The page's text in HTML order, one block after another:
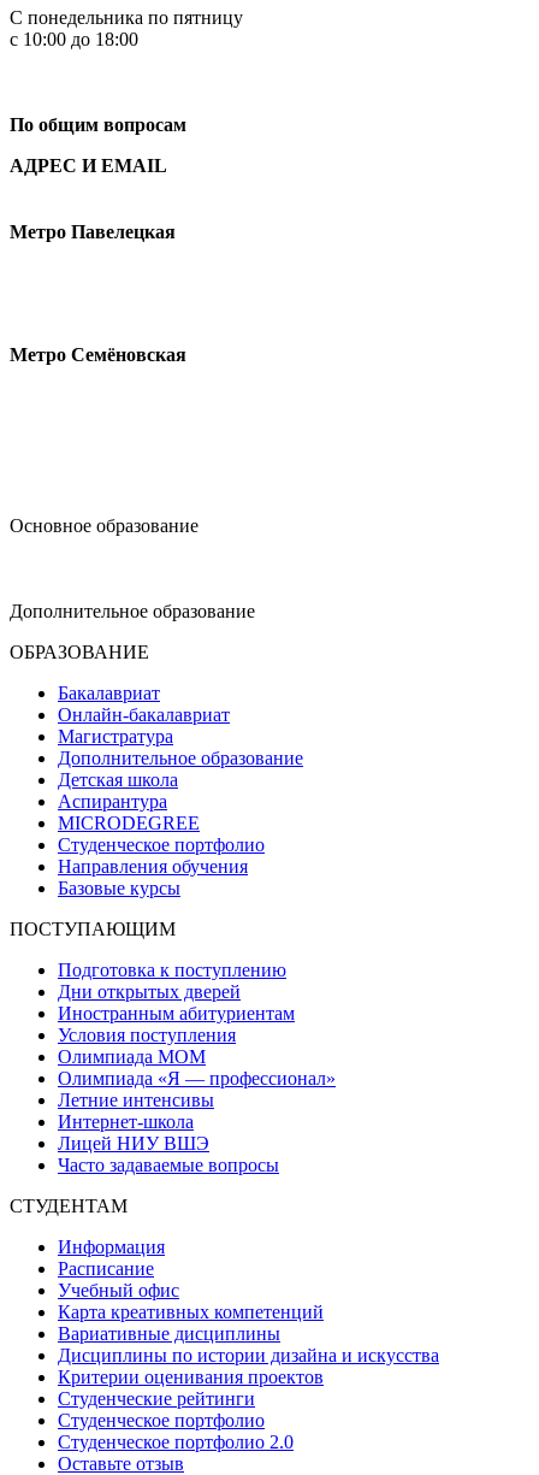
С понедельника по пятницу
с 10:00 до 18:00
По общим вопросам
АДРЕС И EMAIL
Метро Павелецкая
Метро Семёновская
Основное образование
Дополнительное образование
ОБРАЗОВАНИЕ
Бакалавриат
Онлайн-бакалавриат
Магистратура
Дополнительное образование
Детская школа
Аспирантура
MICRODEGREE
Студенческое портфолио
Направления обучения
Базовые курсы
ПОСТУПАЮЩИМ
Подготовка к поступлению
Дни открытых дверей
Иностранным абитуриентам
Условия поступления
Олимпиада МОМ
Олимпиада «Я — профессионал»
Летние интенсивы
Интернет-школа
Лицей НИУ ВШЭ
Часто задаваемые вопросы
СТУДЕНТАМ
Информация
Расписание
Учебный офис
Карта креативных компетенций
Вариативные дисциплины
Дисциплины по истории дизайна и искусства
Критерии оценивания проектов
Студенческие рейтинги
Студенческое портфолио
Студенческое портфолио 2.0
Оставьте отзыв